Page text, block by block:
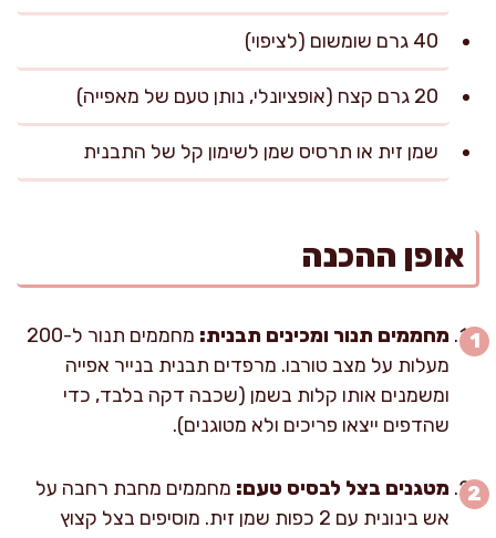
40 גרם שומשום (לציפוי)
20 גרם קצח (אופציונלי, נותן טעם של מאפייה)
שמן זית או תרסיס שמן לשימון קל של התבנית
אופן ההכנה
מחממים תנור ומכינים תבנית:
מחממים תנור ל-200
מעלות על מצב טורבו. מרפדים תבנית בנייר אפייה
ומשמנים אותו קלות בשמן (שכבה דקה בלבד, כדי
שהדפים ייצאו פריכים ולא מטוגנים).
מטגנים בצל לבסיס טעם: מחממים מחבת רחבה על
אש בינונית עם 2 כפות שמן זית. מוסיפים בצל קצוץ